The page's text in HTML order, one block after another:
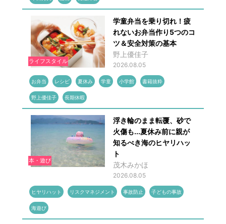
ライフスタイル
学童弁当を乗り切れ！疲
れないお弁当作り5つのコ
ツ＆安全対策の基本
野上優佳子
2026.08.05
お弁当 レシピ 夏休み 学童 小学館 書籍抜粋
野上優佳子 長期休暇
本・遊び
浮き輪のまま転覆、砂で
火傷も...夏休み前に親が
知るべき海のヒヤリハッ
ト
茂木みかほ
2026.08.05
ヒヤリハット リスクマネジメント 事故防止 子どもの事故
海遊び